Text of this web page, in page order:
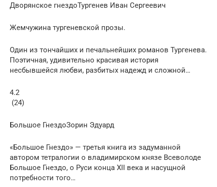
Дворянское гнездоТургенев Иван Сергеевич
Жемчужина тургеневской прозы.
Один из тончайших и печальнейших романов Тургенева.
Поэтичная, удивительно красивая история
несбывшейся любви, разбитых надежд и сложной…
4.2
(24)
Большое ГнездоЗорин Эдуард
«Большое Гнездо» — третья книга из задуманной
автором тетралогии о владимирском князе Всеволоде
Большое Гнездо, о Руси конца XII века и насущной
потребности того…